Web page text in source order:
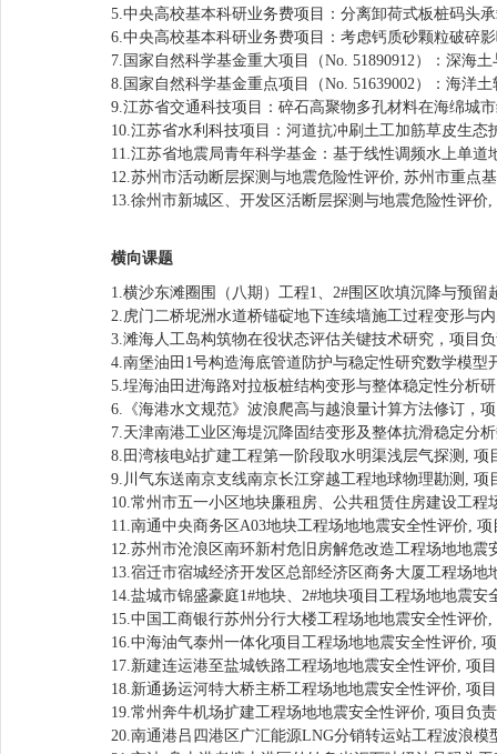
5.中央高校基本科研业务费项目：分离卸荷式板桩码头
6.中央高校基本科研业务费项目：考虑钙质砂颗粒破碎
7.国家自然科学基金重大项目（No. 51890912）：深海
8.国家自然科学基金重点项目（No. 51639002）：海洋
9.江苏省交通科技项目：碎石高聚物多孔材料在海绵城
10.江苏省水利科技项目：河道抗冲刷土工加筋草皮生态
11.江苏省地震局青年科学基金：基于线性调频水上单
12.苏州市活动断层探测与地震危险性评价, 苏州市重点
13.徐州市新城区、开发区活断层探测与地震危险性评
横向课题
1.横沙东滩圈围（八期）工程1、2#围区吹填沉降与预留
2.虎门二桥坭洲水道桥锚碇地下连续墙施工过程变形与
3.滩海人工岛构筑物在役状态评估关键技术研究，项目
4.南堡油田1号构造海底管道防护与稳定性研究数学模型
5.埕海油田进海路对拉板桩结构变形与整体稳定性分析
6.《海港水文规范》波浪爬高与越浪量计算方法修订，
7.天津南港工业区海堤沉降固结变形及整体抗滑稳定分
8.田湾核电站扩建工程第一阶段取水明渠浅层气探测, 项
9.川气东送南京支线南京长江穿越工程地球物理勘测, 项
10.常州市五一小区地块廉租房、公共租赁住房建设工程
11.南通中央商务区A03地块工程场地地震安全性评价, 项
12.苏州市沧浪区南环新村危旧房解危改造工程场地地震
13.宿迁市宿城经济开发区总部经济区商务大厦工程场地
14.盐城市锦盛豪庭1#地块、2#地块项目工程场地地震安
15.中国工商银行苏州分行大楼工程场地地震安全性评价,
16.中海油气泰州一体化项目工程场地地震安全性评价,
17.新建连运港至盐城铁路工程场地地震安全性评价, 项
18.新通扬运河特大桥主桥工程场地地震安全性评价, 项
19.常州奔牛机场扩建工程场地地震安全性评价, 项目负责
20.南通港吕四港区广汇能源LNG分销转运站工程波浪